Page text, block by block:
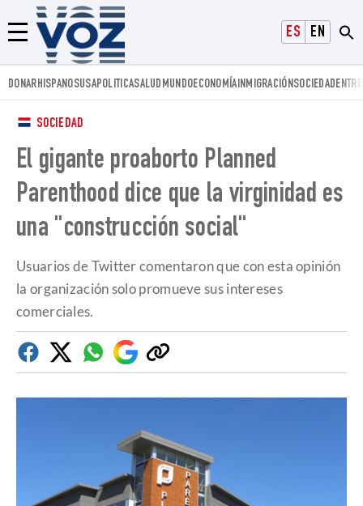
ESPAÑOLENGLISH
Menú
Voz.us
DONARHISPANOSUSAPOLITICASALUD MUNDOECONOMÍAINMIGRACIÓNSOCIEDAD
SOCIEDAD
El gigante proaborto Planned
Parenthood dice que la virginidad es
una "construcción social"
Usuarios de Twitter comentaron que con esta opinión
la organización solo promueve sus intereses
comerciales.
FacebookTwitterWhatsapp
Google
Discover
Copiar
enlace